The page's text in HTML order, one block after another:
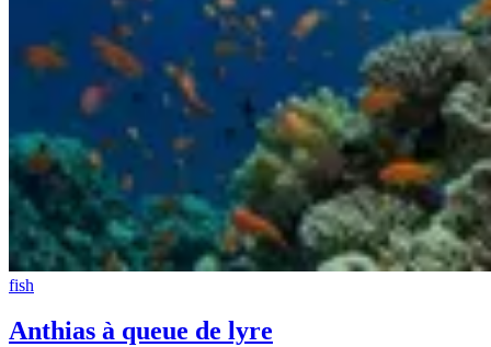
fish
Anthias à queue de lyre